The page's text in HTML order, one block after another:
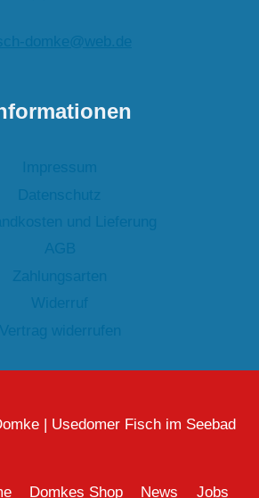
domke@web.de
Impressum
Datenschutz
und Lieferung
AGB
Zahlungsarten
Widerruf
Vertrag widerrufen
| Usedomer Fisch im Seebad
Domkes Shop News Jobs